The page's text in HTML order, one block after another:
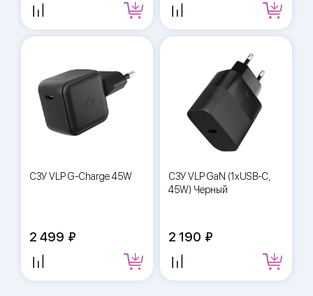
СЗУ VLP G-Charge 45W
2 499
СЗУ VLP GaN (1xUSB-C,
45W) Черный
2 190